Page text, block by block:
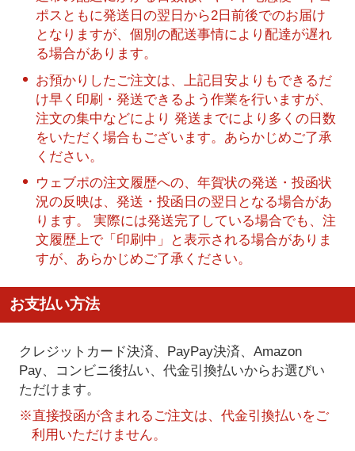
ポスともに発送日の翌日から2日前後でのお届け
となりますが、個別の配送事情により配達が遅れ
る場合があります。
お預かりしたご注文は、上記目安よりもできるだ
け早く印刷・発送できるよう作業を行いますが、
注文の集中などにより 発送までにより多くの日数
をいただく場合もございます。あらかじめご了承
ください。
ウェブポの注文履歴への、年賀状の発送・投函状
況の反映は、発送・投函日の翌日となる場合があ
ります。 実際には発送完了している場合でも、注
文履歴上で「印刷中」と表示される場合がありま
すが、あらかじめご了承ください。
お支払い方法
クレジットカード決済、PayPay決済、Amazon
Pay、コンビニ後払い、代金引換払いからお選びい
ただけます。
※直接投函が含まれるご注文は、代金引換払いをご
利用いただけません。